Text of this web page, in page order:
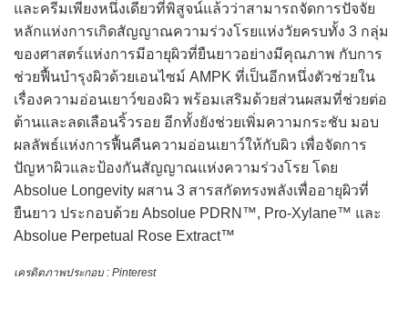
และครีมเพียงหนึ่งเดียวที่พิสูจน์แล้วว่าสามารถจัดการปัจจัย
หลักแห่งการเกิดสัญญาณความร่วงโรยแห่งวัยครบทั้ง 3 กลุ่ม
ของศาสตร์แห่งการมีอายุผิวที่ยืนยาวอย่างมีคุณภาพ กับการ
ช่วยฟื้นบำรุงผิวด้วยเอนไซม์ AMPK ที่เป็นอีกหนึ่งตัวช่วยใน
เรื่องความอ่อนเยาว์ของผิว พร้อมเสริมด้วยส่วนผสมที่ช่วยต่อ
ต้านและลดเลือนริ้วรอย อีกทั้งยังช่วยเพิ่มความกระชับ มอบ
ผลลัพธ์แห่งการฟื้นคืนความอ่อนเยาว์ให้กับผิว เพื่อจัดการ
ปัญหาผิวและป้องกันสัญญาณแห่งความร่วงโรย โดย
Absolue Longevity ผสาน 3 สารสกัดทรงพลังเพื่ออายุผิวที่
ยืนยาว ประกอบด้วย Absolue PDRN™, Pro-Xylane™ และ
Absolue Perpetual Rose Extract™
เครดิตภาพประกอบ : Pinterest